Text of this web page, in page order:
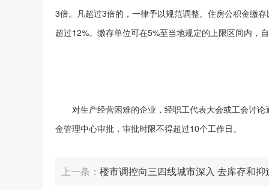
3倍。凡超过3倍的，一律予以规范调整。住房公积金缴
超过12%。缴存单位可在5%至当地规定的上限区间内，
对生产经营困难的企业，经职工代表大会或工会讨论
金管理中心审批，审批时限不得超过10个工作日。
上一条： 楼市调控向三四线城市深入 去库存和抑